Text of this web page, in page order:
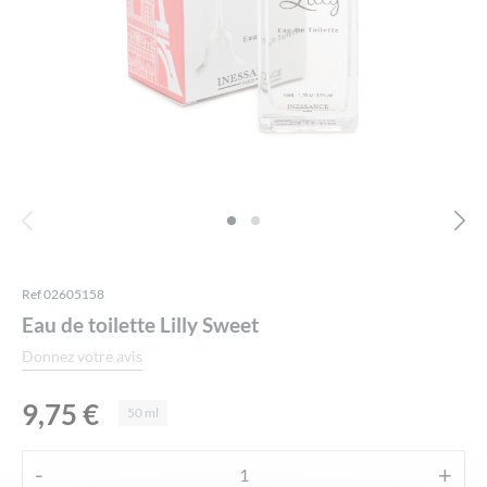
Ref 02605158
Eau de toilette Lilly Sweet
Donnez votre avis
9,75€ 50 ml
- +